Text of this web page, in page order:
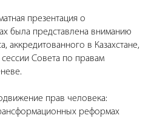
презентация о
была представлена вниманию
аккредитованного в Казахстане,
Совета по правам
прав человека:
реформах